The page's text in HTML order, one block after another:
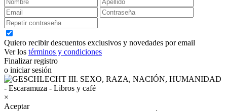
Quiero recibir descuentos exclusivos y novedades por email
Ver los términos y condiciones
Finalizar registro
o iniciar sesión
×
Aceptar